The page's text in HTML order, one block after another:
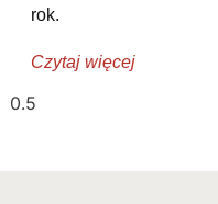
rok.
Czytaj więcej